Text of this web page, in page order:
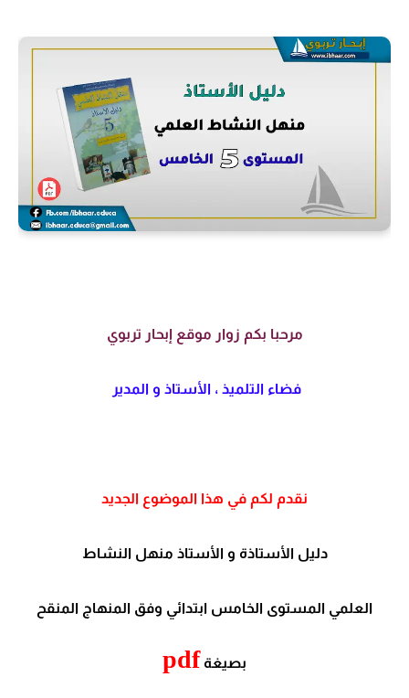
مرحبا بكم زوار موقع إبحار تربوي
فضاء التلميذ ، الأستاذ و المدير
نقدم لكم في هذا الموضوع الجديد
دليل الأستاذة و الأستاذ منهل النشاط
العلمي المستوى الخامس ابتدائي وفق المنهاج المنقح
بصيغة pdf